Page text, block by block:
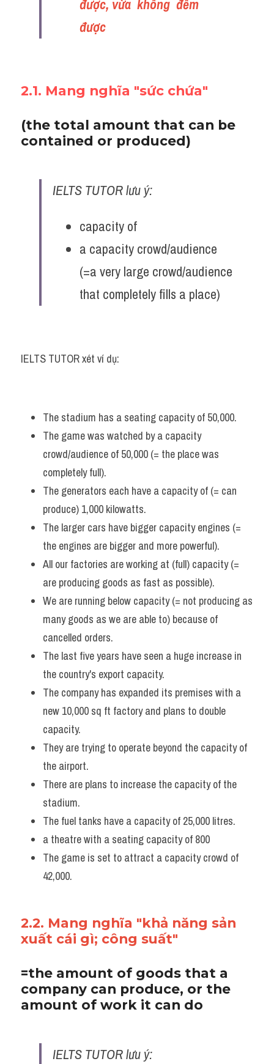
được, vừa  không  đếm
được
2.1. Mang nghĩa "sức chứa"
(the total amount that can be
contained or produced)
IELTS TUTOR lưu ý:
capacity of
a capacity crowd/audience
(=a very large crowd​/​audience
that completely fills a place)
IELTS TUTOR xét ví dụ:
The stadium has a seating capacity of 50,000.
The game was watched by a capacity
crowd/audience of 50,000 (= the place was
completely full).
The generators each have a capacity of (= can
produce) 1,000 kilowatts.
The larger cars have bigger capacity engines (=
the engines are bigger and more powerful).
All our factories are working at (full) capacity (=
are producing goods as fast as possible).
We are running below capacity (= not producing as
many goods as we are able to) because of
cancelled orders.
The last five years have seen a huge increase in
the country's export capacity.
The company has expanded its premises with a
new 10,000 sq ft factory and plans to double
capacity.
They are trying to operate beyond the capacity of
the airport.
There are plans to increase the capacity of the
stadium.
The fuel tanks have a capacity of 25,000 litres.
a theatre with a seating capacity of 800
The game is set to attract a capacity crowd of
42,000.
2.2. Mang nghĩa "khả năng sản
xuất cái gì; công suất"
=the amount of goods that a
company can produce, or the
amount of work it can do
IELTS TUTOR lưu ý: